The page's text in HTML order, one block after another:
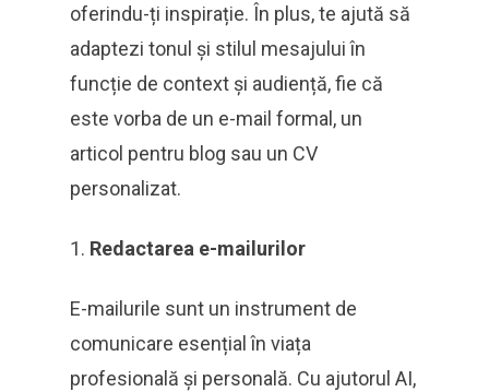
oferindu-ți inspirație. În plus, te ajută să
adaptezi tonul și stilul mesajului în
funcție de context și audiență, fie că
este vorba de un e-mail formal, un
articol pentru blog sau un CV
personalizat.
Redactarea e-mailurilor
E-mailurile sunt un instrument de
comunicare esențial în viața
profesională și personală. Cu ajutorul AI,